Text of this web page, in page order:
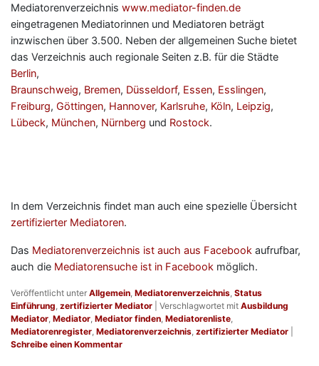
Mediatorenverzeichnis www.mediator-finden.de
eingetragenen Mediatorinnen und Mediatoren beträgt
inzwischen über 3.500. Neben der allgemeinen Suche bietet
das Verzeichnis auch regionale Seiten z.B. für die Städte
Berlin,
Braunschweig, Bremen, Düsseldorf, Essen, Esslingen,
Freiburg, Göttingen, Hannover, Karlsruhe, Köln, Leipzig,
Lübeck, München, Nürnberg und Rostock.
In dem Verzeichnis findet man auch eine spezielle Übersicht
zertifizierter Mediatoren.
Das Mediatorenverzeichnis ist auch aus Facebook aufrufbar,
auch die Mediatorensuche ist in Facebook möglich.
Veröffentlicht unter Allgemein Mediatorenverzeichnis Status
Einführung zertifizierter Mediator Verschlagwortet mit Ausbildung
Mediator Mediator Mediator finden Mediatorenliste
Mediatorenregister Mediatorenverzeichnis zertifizierter Mediator
Schreibe einen Kommentar